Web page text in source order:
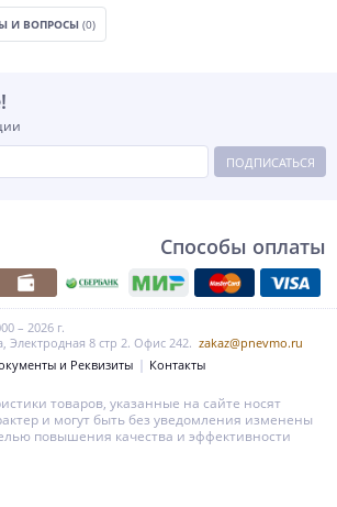
И ВОПРОСЫ (0)
ПОДПИСАТЬСЯ
Способы оплаты
– 2026 г.
Электродная 8 стр 2. Офис 242. zakaz@pnevmo.ru
и Реквизиты Контакты
товаров, указанные на сайте носят
и могут быть без уведомления изменены
повышения качества и эффективности